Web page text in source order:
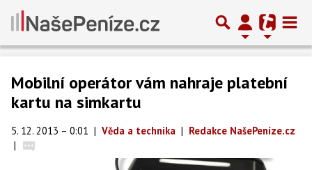
Mobilní operátor vám nahraje platební
kartu na simkartu
5. 12. 2013 – 0:01 | Věda a technika | Redakce NašePeníze.cz
|